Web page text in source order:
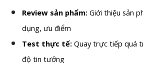
Review sản phẩm: Giới thiệu sản
dụng, ưu điểm
Test thực tế: Quay trực tiếp quá
độ tin tưởng